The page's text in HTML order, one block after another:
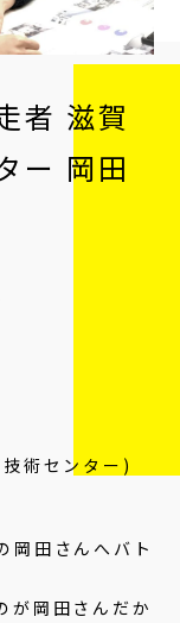
者 滋賀
ー 岡田
術センター)
岡田さんへバト
が岡田さんだか